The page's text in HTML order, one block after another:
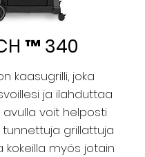
™ 340
kaasugrilli, joka
ja ilahduttaa
avulla voit helposti
grillattuja
kokeilla myös jotain